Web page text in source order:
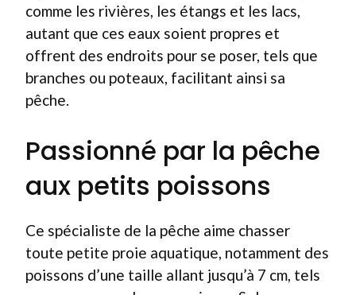
comme les rivières, les étangs et les lacs,
autant que ces eaux soient propres et
offrent des endroits pour se poser, tels que
branches ou poteaux, facilitant ainsi sa
pêche.
Passionné par la pêche
aux petits poissons
Ce spécialiste de la pêche aime chasser
toute petite proie aquatique, notamment des
poissons d’une taille allant jusqu’à 7 cm, tels